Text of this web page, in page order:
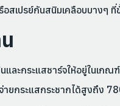
อสเปรย์กันสนิมเคลือบบางๆ
และกระแสชาร์จให้อยู่ในเก
ายกระแสกระชากได้สูงถึง